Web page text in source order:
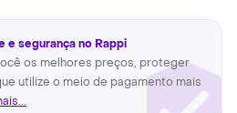
e segurança no Rappi
os melhores preços, proteger
utilize o meio de pagamento mais